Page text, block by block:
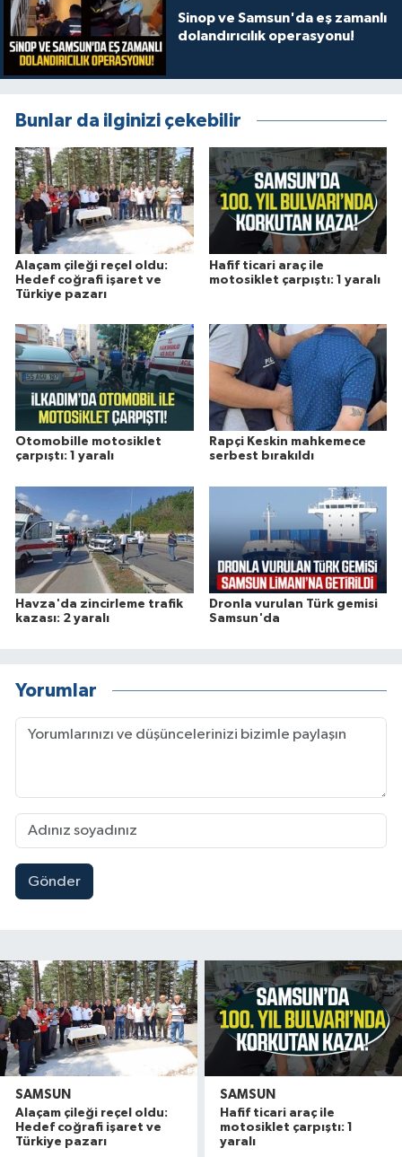
Sinop ve Samsun'da eş zamanlı
dolandırıcılık operasyonu!
Bunlar da ilginizi çekebilir
Alaçam çileği reçel oldu:
Hedef coğrafi işaret ve
Türkiye pazarı
Hafif ticari araç ile
motosiklet çarpıştı: 1 yaralı
Otomobille motosiklet
çarpıştı: 1 yaralı
Rapçi Keskin mahkemece
serbest bırakıldı
Havza'da zincirleme trafik
kazası: 2 yaralı
Dronla vurulan Türk gemisi
Samsun'da
Yorumlar
Gönder
SAMSUN
Alaçam çileği reçel oldu:
Hedef coğrafi işaret ve
Türkiye pazarı
SAMSUN
Hafif ticari araç ile
motosiklet çarpıştı: 1
yaralı